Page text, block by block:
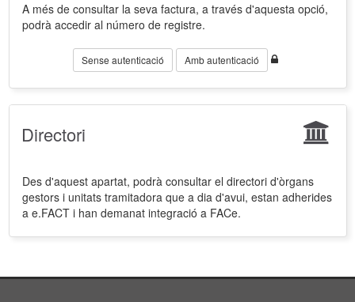
A més de consultar la seva factura, a través d'aquesta opció,
podrà accedir al número de registre.
Sense autenticació Amb autenticació
Directori
Des d'aquest apartat, podrà consultar el directori d'òrgans
gestors i unitats tramitadora que a dia d'avui, estan adherides
a e.FACT i han demanat integració a FACe.